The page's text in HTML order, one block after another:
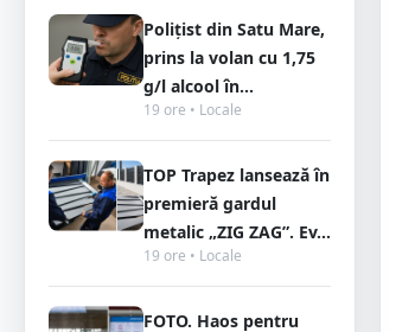
Polițist din Satu Mare,
prins la volan cu 1,75
g/l alcool în...
19 ore • Locale
TOP Trapez lansează în
premieră gardul
metalic „ZIG ZAG”. Ev...
19 ore • Locale
FOTO. Haos pentru